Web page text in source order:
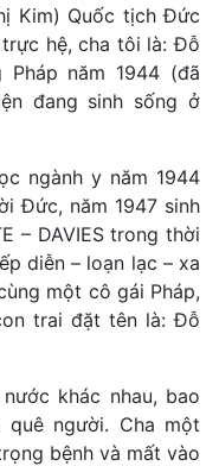
Kim) Quốc tịch Đức
hệ, cha tôi là: Đỗ
Pháp năm 1944 (đã
đang sinh sống ở
ngành y năm 1944
Đức, năm 1947 sinh
– DAVIES trong thời
diễn – loạn lạc – xa
một cô gái Pháp,
trai đặt tên là: Đỗ
khác nhau, bao
người. Cha một
bệnh và mất vào